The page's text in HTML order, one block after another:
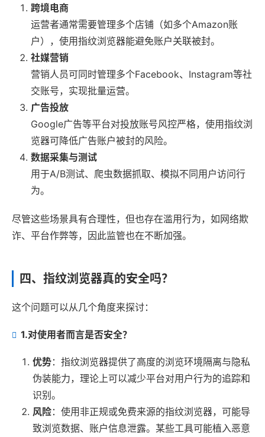
跨境电商
运营者通常需要管理多个店铺（如多个Amazon账
户），使用指纹浏览器能避免账户关联被封。
社媒营销
营销人员可同时管理多个Facebook、Instagram等社
交账号，实现批量运营。
广告投放
Google广告等平台对投放账号风控严格，使用指纹浏
览器可降低广告账户被封的风险。
数据采集与测试
用于A/B测试、爬虫数据抓取、模拟不同用户访问行
为。
尽管这些场景具有合理性，但也存在滥用行为，如网络欺
诈、平台作弊等，因此监管也在不断加强。
四、指纹浏览器真的安全吗？
这个问题可以从几个角度来探讨：
1.对使用者而言是否安全？
优势：指纹浏览器提供了高度的浏览环境隔离与隐私
伪装能力，理论上可以减少平台对用户行为的追踪和
识别。
风险：使用非正规或免费来源的指纹浏览器，可能导
致浏览数据、账户信息泄露。某些工具可能植入恶意